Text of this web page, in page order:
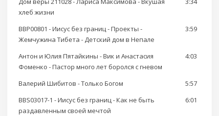
хлеб жизни
BBP00801 - Иисус без границ - Проекты -
Жемчужина Тибета - Детский дом в Непале
3:59
Антон и Юлия Пятайкины - Вик и Анастасия
Фоменко - Пастор много лет боролся с гневом
4:03
Валерий Шибитов - Только Богом
5:57
BBS03017-1 - Иисус без границ - Как не быть
раздавленным своей мечтой
6:01